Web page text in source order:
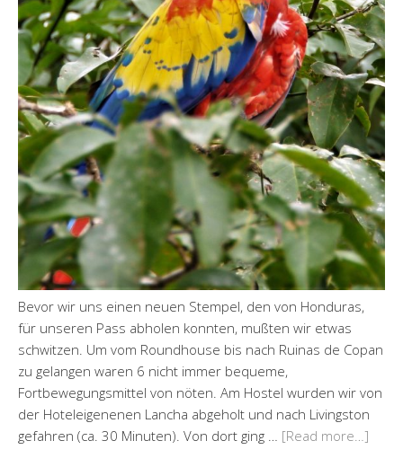
Bevor wir uns einen neuen Stempel, den von Honduras,
für unseren Pass abholen konnten, mußten wir etwas
schwitzen. Um vom Roundhouse bis nach Ruinas de Copan
zu gelangen waren 6 nicht immer bequeme,
Fortbewegungsmittel von nöten. Am Hostel wurden wir von
der Hoteleigenenen Lancha abgeholt und nach Livingston
gefahren (ca. 30 Minuten). Von dort ging … [Read more…]